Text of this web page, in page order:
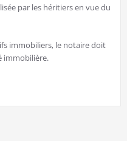
par les héritiers en vue du
immobiliers, le notaire doit
immobilière.